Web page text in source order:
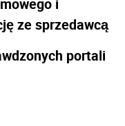
i
ze sprzedawcą
portali